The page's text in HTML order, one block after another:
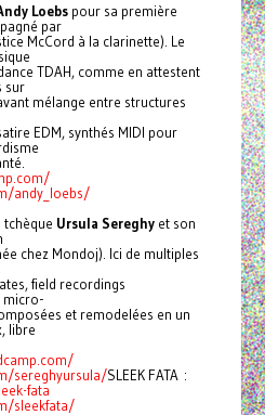
Loebspour sa première
par
McCord à la clarinette). Le
TDAH, comme en attestent
sur
mélange entre structures
EDM, synthés MIDI pour
andy_loebs/
tchèque Ursula Sereghyet son
chez Mondoj). Ici de multiples
field recordings
micro-
et remodelées en un
libre
sereghyursula/SLEEK FATA :
fata
sleekfata/